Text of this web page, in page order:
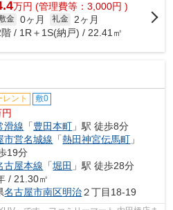
万円 (管理費等：3,000円 )
金 0ヶ月 礼金
2ヶ月
階 / 1R＋1S(納戸) / 22.41㎡
レント 敷0
滑線 「豊田本町 」駅 徒歩8分
市営名城線 「熱田神宮伝馬町 」
19分
古屋本線 「堀田 」駅 徒歩28分
/ 21.30㎡
名古屋市南区明治２丁目18-19